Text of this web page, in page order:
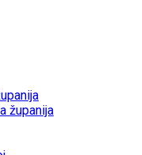
županija